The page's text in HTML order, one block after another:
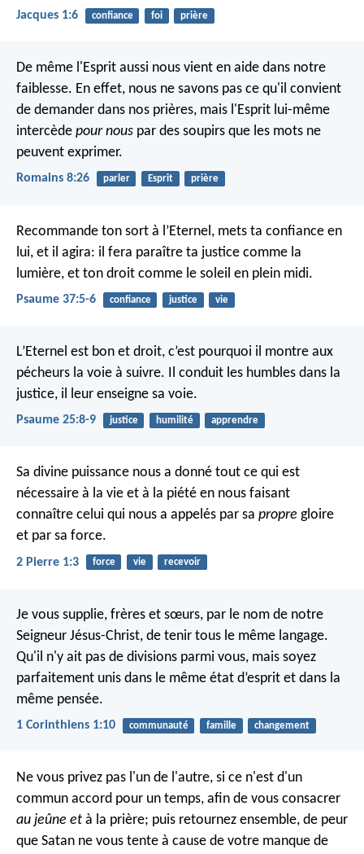
Jacques 1:6 confiance foi prière
De même l'Esprit aussi nous vient en aide dans notre
faiblesse. En effet, nous ne savons pas ce qu'il convient
de demander dans nos prières, mais l'Esprit lui-même
intercède pour nous par des soupirs que les mots ne
peuvent exprimer.
Romains 8:26 parler Esprit prière
Recommande ton sort à l’Eternel, mets ta confiance en
lui, et il agira: il fera paraître ta justice comme la
lumière, et ton droit comme le soleil en plein midi.
Psaume 37:5-6 confiance justice vie
L’Eternel est bon et droit, c’est pourquoi il montre aux
pécheurs la voie à suivre. Il conduit les humbles dans la
justice, il leur enseigne sa voie.
Psaume 25:8-9 justice humilité apprendre
Sa divine puissance nous a donné tout ce qui est
nécessaire à la vie et à la piété en nous faisant
connaître celui qui nous a appelés par sa propre gloire
et par sa force.
2 Pierre 1:3 force vie recevoir
Je vous supplie, frères et sœurs, par le nom de notre
Seigneur Jésus-Christ, de tenir tous le même langage.
Qu'il n'y ait pas de divisions parmi vous, mais soyez
parfaitement unis dans le même état d’esprit et dans la
même pensée.
1 Corinthiens 1:10 communauté famille changement
Ne vous privez pas l'un de l'autre, si ce n'est d'un
commun accord pour un temps, afin de vous consacrer
au jeûne et à la prière; puis retournez ensemble, de peur
que Satan ne vous tente à cause de votre manque de